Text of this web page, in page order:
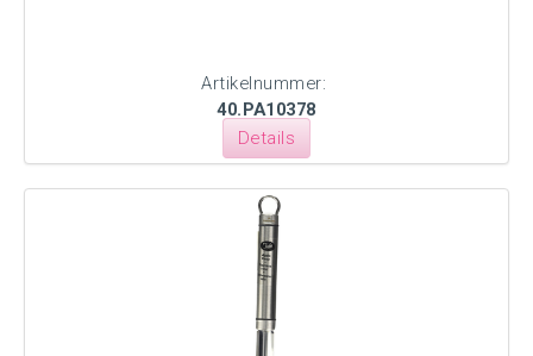
Artikelnummer:
40.PA10378
Details